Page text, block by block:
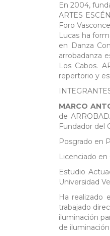
En 2004,
ARTES
Foro
Lucas ha
en Danza
arrobadanza
Los Cabos.
repertorio y
MARCO
de
Fundador del
Posgrado en
Licenciado
Estudio
Universidad
Ha realizado
trabajado
iluminación
de